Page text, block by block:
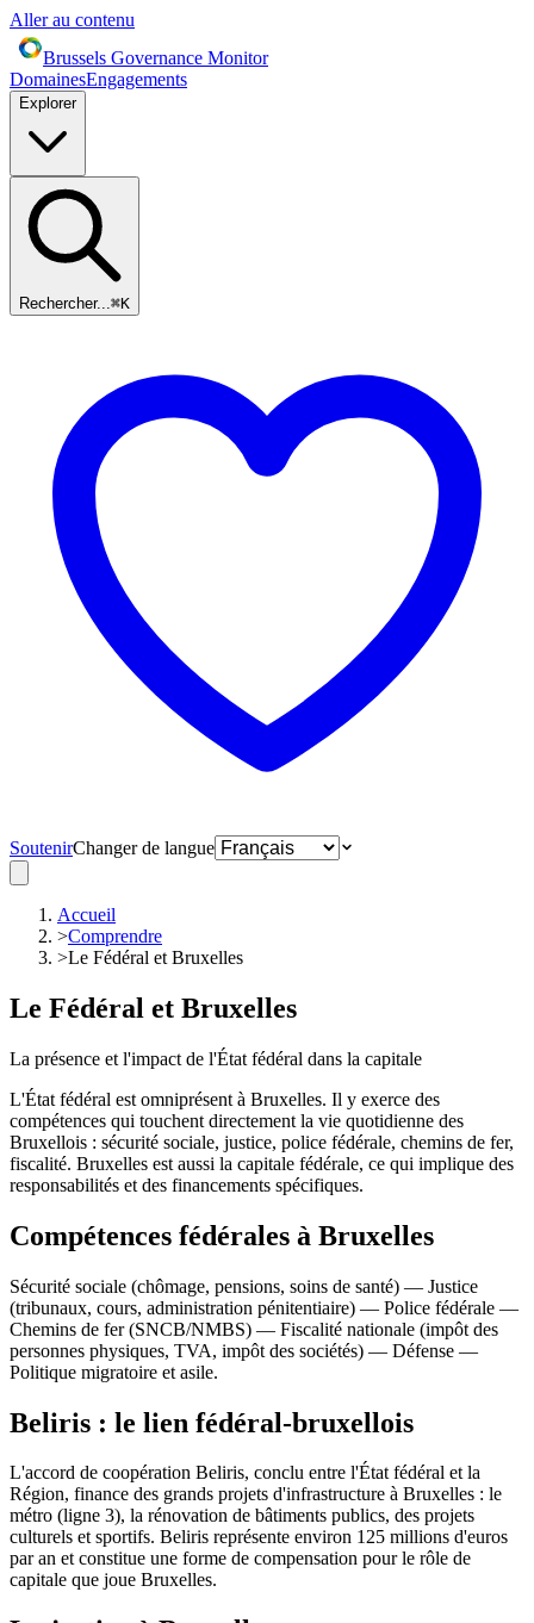
Aller au contenu
Brussels Governance Monitor
DomainesEngagements
Explorer
Rechercher...⌘K
SoutenirChanger de langue
Accueil
>Comprendre
>Le Fédéral et Bruxelles
Le Fédéral et Bruxelles
La présence et l'impact de l'État fédéral dans la capitale
L'État fédéral est omniprésent à Bruxelles. Il y exerce des
compétences qui touchent directement la vie quotidienne des
Bruxellois : sécurité sociale, justice, police fédérale, chemins de fer,
fiscalité. Bruxelles est aussi la capitale fédérale, ce qui implique des
responsabilités et des financements spécifiques.
Compétences fédérales à Bruxelles
Sécurité sociale (chômage, pensions, soins de santé) — Justice
(tribunaux, cours, administration pénitentiaire) — Police fédérale —
Chemins de fer (SNCB/NMBS) — Fiscalité nationale (impôt des
personnes physiques, TVA, impôt des sociétés) — Défense —
Politique migratoire et asile.
Beliris : le lien fédéral-bruxellois
L'accord de coopération Beliris, conclu entre l'État fédéral et la
Région, finance des grands projets d'infrastructure à Bruxelles : le
métro (ligne 3), la rénovation de bâtiments publics, des projets
culturels et sportifs. Beliris représente environ 125 millions d'euros
par an et constitue une forme de compensation pour le rôle de
capitale que joue Bruxelles.